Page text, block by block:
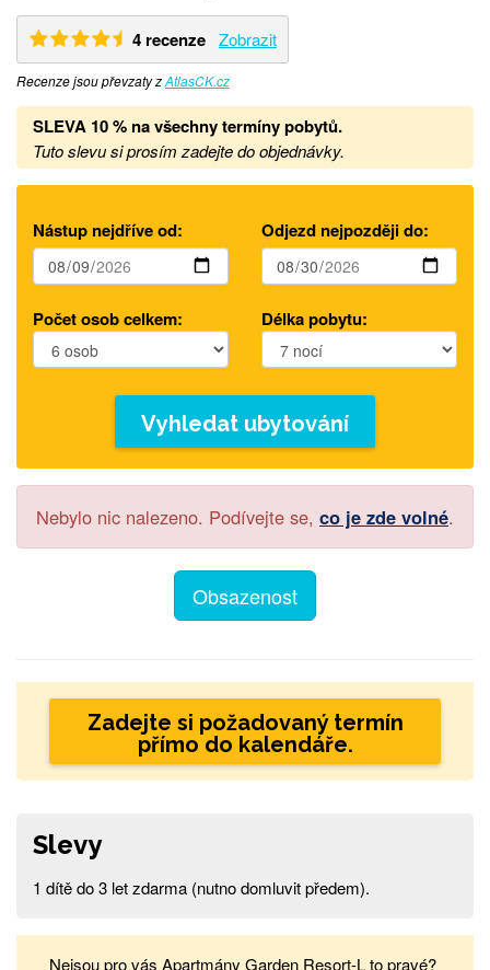
4 recenze Zobrazit
Recenze jsou převzaty zAtlasCK.cz
SLEVA 10 % na všechny termíny pobytů.
Tuto slevu si prosím zadejte do objednávky.
Nástup nejdříve od: Odjezd nejpozději do:
Počet osob celkem: Délka pobytu:
Vyhledat ubytování
Nebylo nic nalezeno. Podívejte se, co je zde volné.
Obsazenost
Zadejte si požadovaný termín
přímo do kalendáře.
Slevy
1 dítě do 3 let zdarma (nutno domluvit předem).
Nejsou pro vás Apartmány Garden Resort-L to pravé?